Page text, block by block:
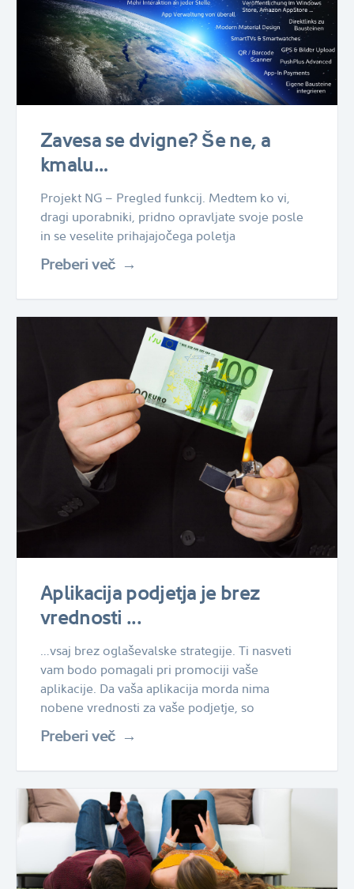
Zavesa se dvigne? Še ne, a
kmalu…
Projekt NG – Pregled funkcij. Medtem ko vi,
dragi uporabniki, pridno opravljate svoje posle
in se veselite prihajajočega poletja
Preberi več
Aplikacija podjetja je brez
vrednosti ...
…vsaj brez oglaševalske strategije. Ti nasveti
vam bodo pomagali pri promociji vaše
aplikacije. Da vaša aplikacija morda nima
nobene vrednosti za vaše podjetje, so
Preberi več